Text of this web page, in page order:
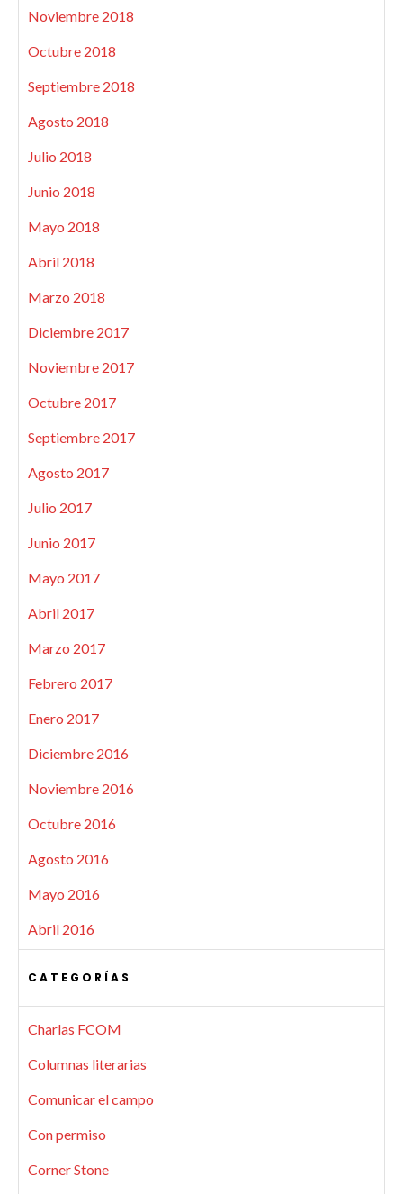
Noviembre 2018
Octubre 2018
Septiembre 2018
Agosto 2018
Julio 2018
Junio 2018
Mayo 2018
Abril 2018
Marzo 2018
Diciembre 2017
Noviembre 2017
Octubre 2017
Septiembre 2017
Agosto 2017
Julio 2017
Junio 2017
Mayo 2017
Abril 2017
Marzo 2017
Febrero 2017
Enero 2017
Diciembre 2016
Noviembre 2016
Octubre 2016
Agosto 2016
Mayo 2016
Abril 2016
CATEGORÍAS
Charlas FCOM
Columnas literarias
Comunicar el campo
Con permiso
Corner Stone